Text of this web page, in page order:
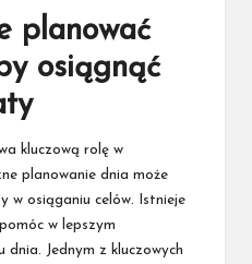
planować
osiągnąć
kluczową rolę w
planowanie dnia może
w osiąganiu celów. Istnieje
w lepszym
dnia. Jednym z kluczowych